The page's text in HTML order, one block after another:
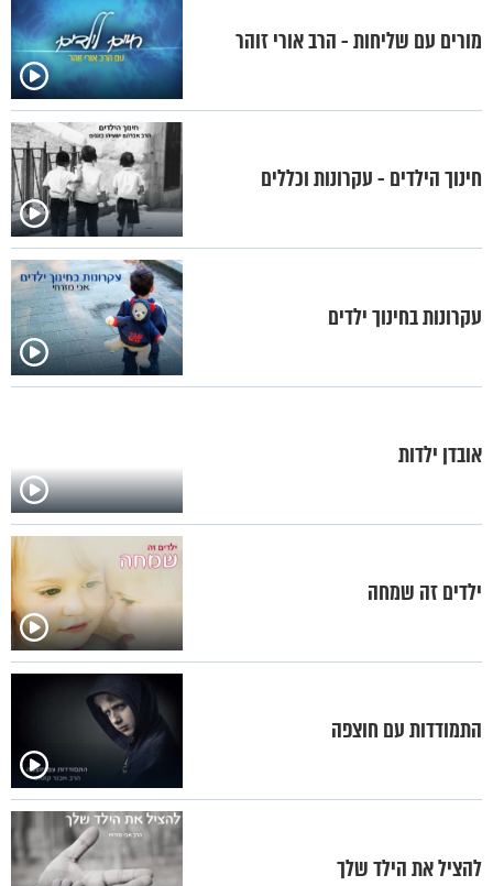
מורים עם שליחות - הרב אורי זוהר
חינוך הילדים - עקרונות וכללים
עקרונות בחינוך ילדים
אובדן ילדות
ילדים זה שמחה
התמודדות עם חוצפה
להציל את הילד שלך